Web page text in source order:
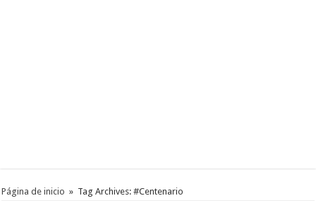
Página de inicio » Tag Archives: #Centenario